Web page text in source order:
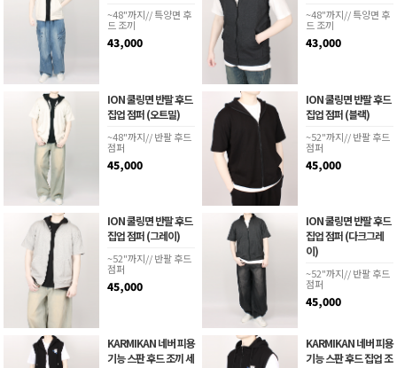
~48"까지// 특양면 후
드 조끼
43,000
~48"까지// 특양면 후
드 조끼
43,000
ION 쿨링면 반팔 후드
집업 점퍼 (오트밀)
~48"까지// 반팔 후드
점퍼
45,000
ION 쿨링면 반팔 후드
집업 점퍼 (블랙)
~52"까지// 반팔 후드
점퍼
45,000
ION 쿨링면 반팔 후드
집업 점퍼 (그레이)
~52"까지// 반팔 후드
점퍼
45,000
ION 쿨링면 반팔 후드
집업 점퍼 (다크그레
이)
~52"까지// 반팔 후드
점퍼
45,000
KARMIKAN 네버 피용
기능 스판 후드 조끼 세
KARMIKAN 네버 피용
기능 스판 후드 집업 조